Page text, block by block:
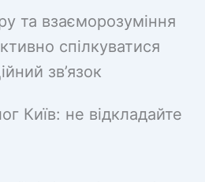
та взаєморозуміння
спілкуватися
зв’язок
Київ: не відкладайте